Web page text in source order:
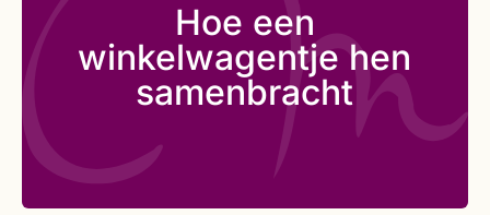
Hoe een
winkelwagentje hen
samenbracht